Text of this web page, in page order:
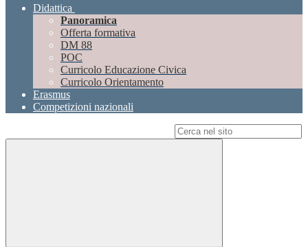
Didattica
Panoramica
Offerta formativa
DM 88
POC
Curricolo Educazione Civica
Curricolo Orientamento
Erasmus
Competizioni nazionali